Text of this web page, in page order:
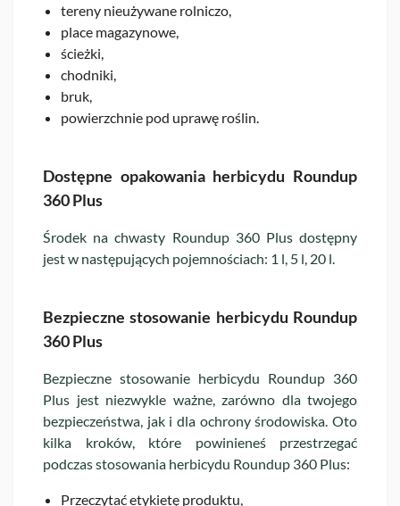
tereny nieużywane rolniczo,
place magazynowe,
ścieżki,
chodniki,
bruk,
powierzchnie pod uprawę roślin.
Dostępne opakowania herbicydu Roundup
360 Plus
Środek na chwasty Roundup 360 Plus dostępny
jest w następujących pojemnościach: 1 l, 5 l, 20 l.
Bezpieczne stosowanie herbicydu Roundup
360 Plus
Bezpieczne stosowanie herbicydu Roundup 360
Plus jest niezwykle ważne, zarówno dla twojego
bezpieczeństwa, jak i dla ochrony środowiska. Oto
kilka kroków, które powinieneś przestrzegać
podczas stosowania herbicydu Roundup 360 Plus:
Przeczytać etykietę produktu,